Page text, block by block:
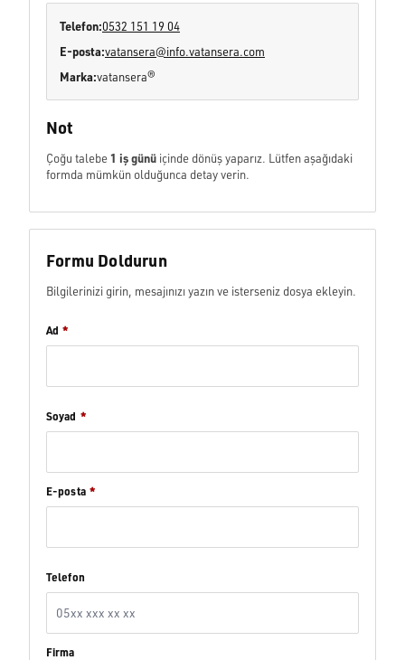
Telefon:0532 151 19 04
E-posta:vatansera@info.vatansera.com
Marka:vatansera®
Not
Çoğu talebe1 iş günü içinde dönüş yaparız. Lütfen aşağıdaki
formda mümkün olduğunca detay verin.
Formu Doldurun
Bilgilerinizi girin, mesajınızı yazın ve isterseniz dosya ekleyin.
Ad *
Soyad *
E-posta *
Telefon
Firma